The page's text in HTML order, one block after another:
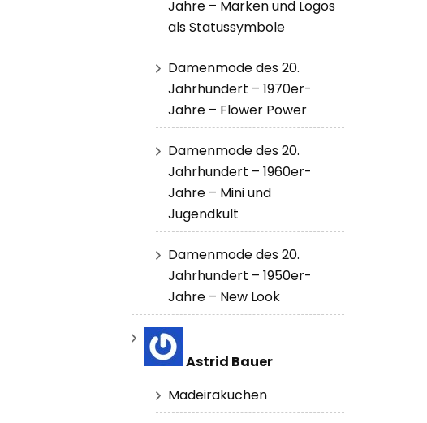
Jahre – Marken und Logos
als Statussymbole
Damenmode des 20.
Jahrhundert – 1970er-
Jahre – Flower Power
Damenmode des 20.
Jahrhundert – 1960er-
Jahre – Mini und
Jugendkult
Damenmode des 20.
Jahrhundert – 1950er-
Jahre – New Look
Astrid Bauer
Madeirakuchen